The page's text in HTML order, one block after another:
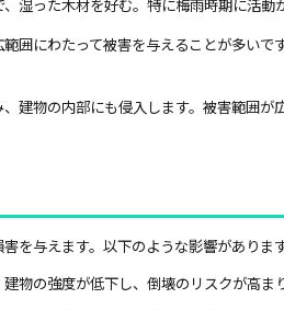
湿った木材を好む。特に梅雨時期に活動
囲にわたって被害を与えることが多い
建物の内部にも侵入します。被害範囲が
を与えます。以下のような影響があります
物の強度が低下し、倒壊のリスクが高ま